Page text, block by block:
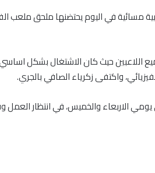
مسائية في اليوم يحتضنها ملحق
اللاعبين حيث كان الاشتغال بشكل
واكتفى زكرياء الصافي بالجري.
يومي الاربعاء والخميس، في انتظار